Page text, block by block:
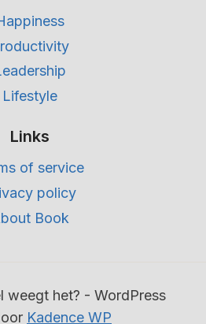
Lifestyle
Links
of service
policy
Book
het? - WordPress
Kadence WP